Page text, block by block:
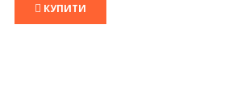
КУПИТИ